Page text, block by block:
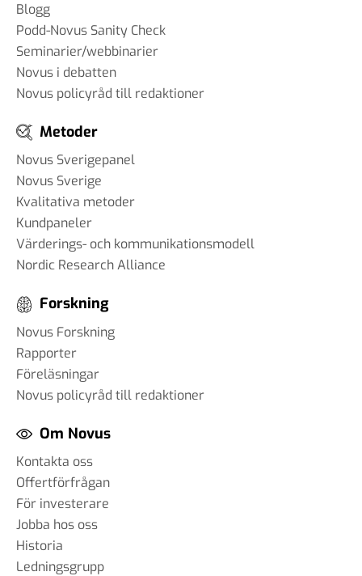
Blogg
Podd-Novus Sanity Check
Seminarier/webbinarier
Novus i debatten
Novus policyråd till redaktioner
Metoder
Novus Sverigepanel
Novus Sverige
Kvalitativa metoder
Kundpaneler
Värderings- och kommunikationsmodell
Nordic Research Alliance
Forskning
Novus Forskning
Rapporter
Föreläsningar
Novus policyråd till redaktioner
Om Novus
Kontakta oss
Offertförfrågan
För investerare
Jobba hos oss
Historia
Ledningsgrupp